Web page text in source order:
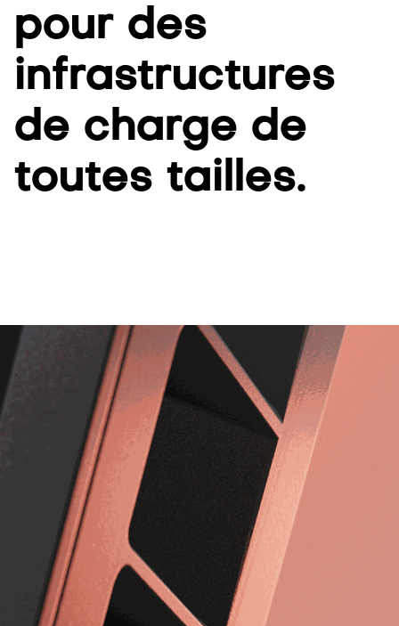
pour des
infrastructures
de charge de
toutes tailles.